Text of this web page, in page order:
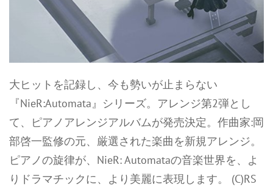
大ヒットを記録し、今も勢いが止まらない
『NieR:Automata』シリーズ。アレンジ第2弾とし
て、ピアノアレンジアルバムが発売決定。作曲家:岡
部啓一監修の元、厳選された楽曲を新規アレンジ。
ピアノの旋律が、NieR: Automataの音楽世界を、よ
りドラマチックに、より美麗に表現します。 (C)RS